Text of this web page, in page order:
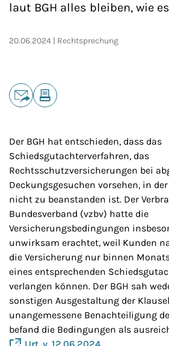
laut BGH alles bleiben, wie
20.06.2024 Rechtsprechung
Teilen
Der BGH hat entschieden, dass das
Schiedsgutachterverfahren, das
Rechtsschutzversicherungen bei
Deckungsgesuchen vorsehen, in
nicht zu beanstanden ist. Der
Bundesverband (vzbv) hatte die
Versicherungsbedingungen
unwirksam erachtet, weil Kunden
die Versicherung nur binnen
eines entsprechenden
verlangen können. Der BGH sah
sonstigen Ausgestaltung der
unangemessene Benachteiligung
befand die Bedingungen als